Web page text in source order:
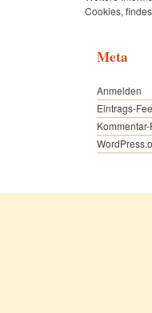
Cookies,
Meta
Anmelden
Eintrags-